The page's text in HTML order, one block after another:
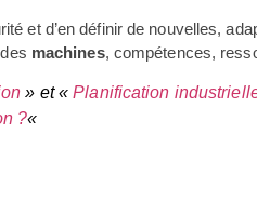
et d’en définir de nouvelles,
machines, compétences,
» et «Planification
?«